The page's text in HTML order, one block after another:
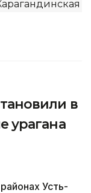
в
урагана
Усть-